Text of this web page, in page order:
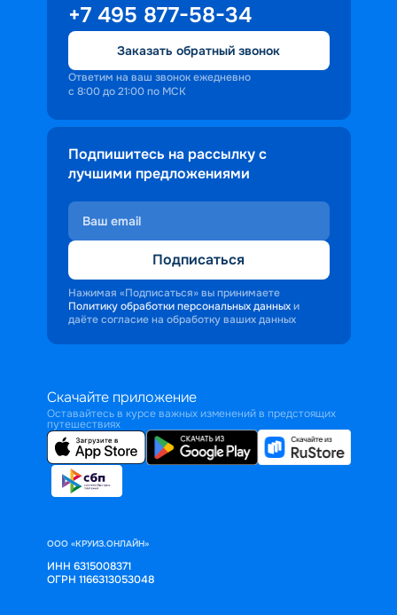
+7 495 877-58-34
Заказать обратный звонок
Ответим на ваш звонок ежедневно
с 8:00 до 21:00 по МСК
Подпишитесь на рассылку с
лучшими предложениями
Подписаться
Нажимая «Подписаться» вы принимаете
Политику обработки персональных данных и
даёте согласие на обработку ваших данных
Скачайте приложение
Оставайтесь в курсе важных изменений в предстоящих
путешествиях
ООО «КРУИЗ.ОНЛАЙН»
ИНН 6315008371
ОГРН 1166313053048